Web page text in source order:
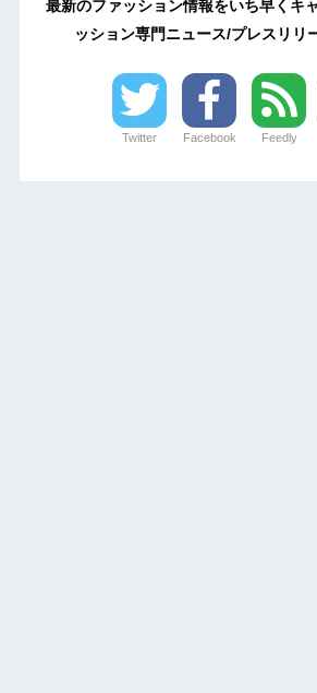
最新のファッション情報をいち早くキ
ッション専門ニュース/プレスリリ
Twitter Facebook Feedly